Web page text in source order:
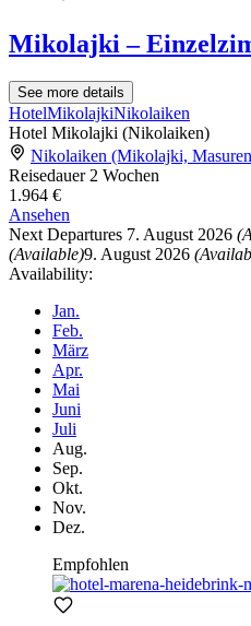
Mikolajki –
See more details
HotelMikolajkiNikolaiken
Hotel Mikolajki (Nikolaiken)
Nikolaiken (Mikolajki,
Reisedauer 2 Wochen
1.964 €
Ansehen
Next Departures 7. August 2026
(Available)9. August 2026
Availability:
Jan.
Feb.
März
Apr.
Mai
Juni
Juli
Aug.
Sep.
Okt.
Nov.
Dez.
Empfohlen